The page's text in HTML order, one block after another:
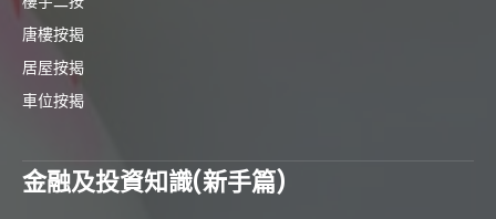
唐樓按揭
居屋按揭
車位按揭
金融及投資知識(新手篇)